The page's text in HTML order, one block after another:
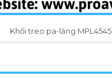
Khối treo pa-lăng MPL4545